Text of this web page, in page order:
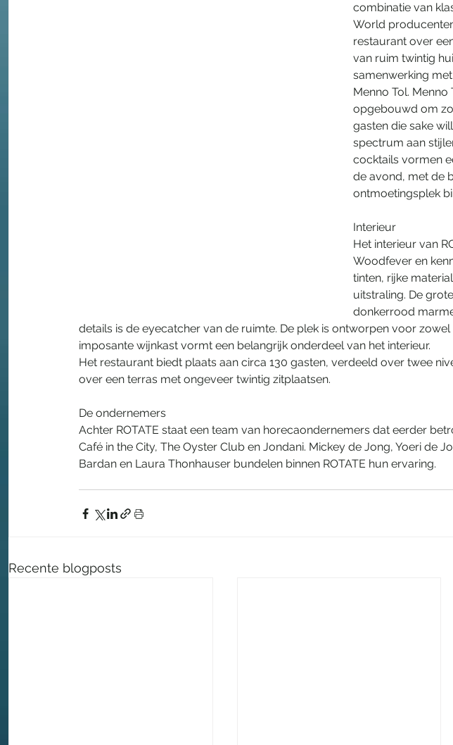
combinatie van
World
restaurant over
van ruim twintig
samenwerking
Menno Tol. Menno
opgebouwd om
gasten die sake
spectrum aan
cocktails vormen
de avond, met de
ontmoetingsplek
Interieur
Het interieur van
Woodfever en
tinten, rijke
uitstraling. De
donkerrood
details is de eyecatcher van de ruimte. De plek is ontworpen voor
imposante wijnkast vormt een belangrijk onderdeel van het interieur.
Het restaurant biedt plaats aan circa 130 gasten, verdeeld over twee
over een terras met ongeveer twintig zitplaatsen.
De ondernemers
Achter ROTATE staat een team van horecaondernemers dat eerder
Café in the City, The Oyster Club en Jondani. Mickey de Jong, Yoeri de
Bardan en Laura Thonhauser bundelen binnen ROTATE hun ervaring.
Recente blogposts